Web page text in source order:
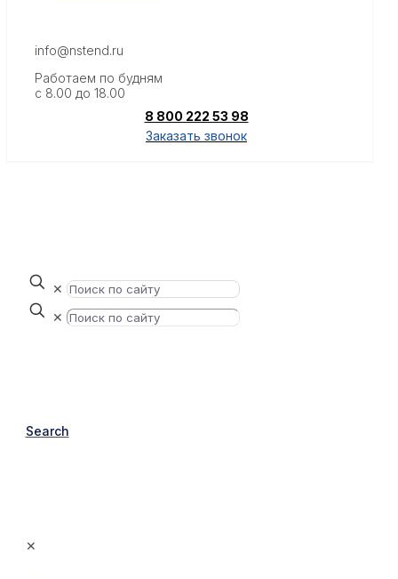
info@nstend.ru
Работаем по будням
с 8.00 до 18.00
8 800 222 53 98
Заказать звонок
✕
✕
Search
✕